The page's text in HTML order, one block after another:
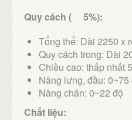
Quy cách ( 5%):
Tổng thể: Dài 2250 x
Quy cách trong: Dài
Chiều cao: thấp nhất
Nâng lưng, đầu: 0~75
Nâng chân: 0~22 độ
Chất liệu: